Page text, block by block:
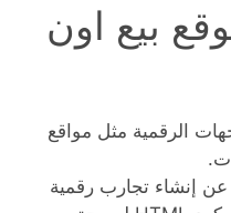
بيع اون
الرقمية مثل مواقع
إنشاء تجارب رقمية